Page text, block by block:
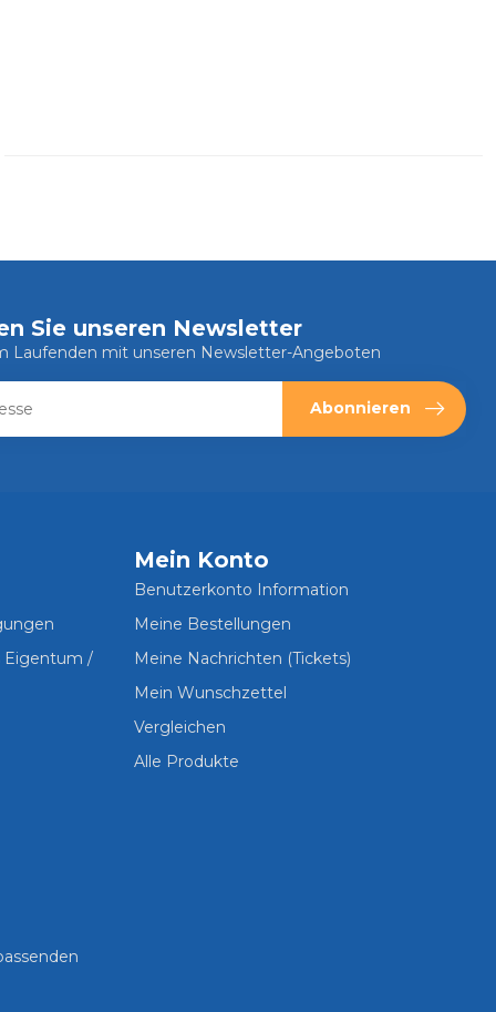
Sie unseren Newsletter
Laufenden mit unseren Newsletter-Angeboten
Abonnieren
Eigentum /
Mein Konto
Benutzerkonto Information
Meine Bestellungen
Meine Nachrichten (Tickets)
Mein Wunschzettel
Vergleichen
Alle Produkte